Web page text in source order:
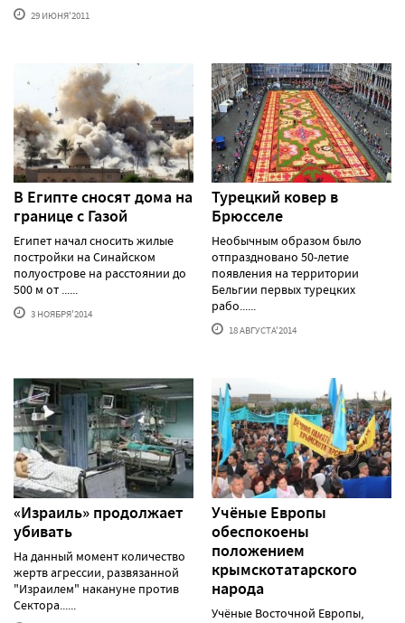
29 ИЮНЯ'2011
В Египте сносят дома на
границе с Газой
Египет начал сносить жилые
постройки на Синайском
полуострове на расстоянии до
500 м от ......
3 НОЯБРЯ'2014
Турецкий ковер в
Брюсселе
Необычным образом было
отпраздновано 50-летие
появления на территории
Бельгии первых турецких
рабо......
18 АВГУСТА'2014
«Израиль» продолжает
убивать
На данный момент количество
жертв агрессии, развязанной
"Израилем" накануне против
Сектора......
Учёные Европы
обеспокоены
положением
крымскотатарского
народа
Учёные Восточной Европы,